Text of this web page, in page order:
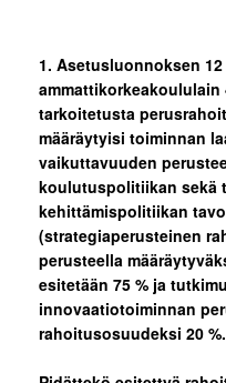
1. Asetusluonnoksen
ammattikorkeakoululain
tarkoitetusta
määräytyisi toiminnan
vaikuttavuuden
koulutuspolitiikan sekä
kehittämispolitiikan
(strategiaperusteinen
perusteella
esitetään 75 % ja
innovaatiotoiminnan
rahoitusosuudeksi 20 %.